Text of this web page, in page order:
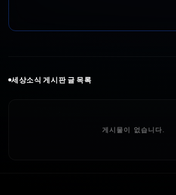
세상소식 게시판 글 목록
게시물이 없습니다.